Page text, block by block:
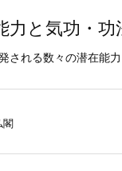
力と気功・功
される数々の潜在能
閣